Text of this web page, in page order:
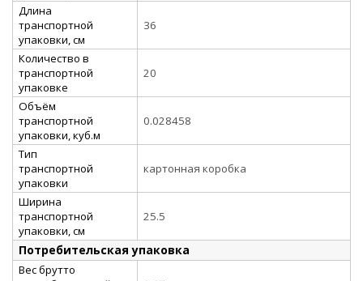
Длина
транспортной
упаковки, см
36
Количество в
транспортной
упаковке
20
Объём
транспортной
упаковки, куб.м
0.028458
Тип
транспортной
упаковки
картонная коробка
Ширина
транспортной
упаковки, см
25.5
Потребительская упаковка
Вес брутто